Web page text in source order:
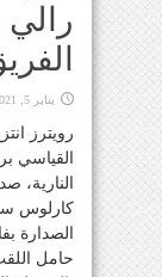
يناير 5, 2021
رويترز
كارلوس
حامل